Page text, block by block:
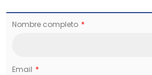
Nombre completo
Email